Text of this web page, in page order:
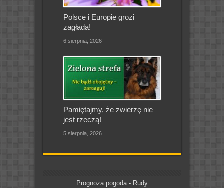
Polsce i Europie grozi
zagłada!
6 sierpnia, 2026
Pamiętajmy, że zwierzę nie
jest rzeczą!
5 sierpnia, 2026
Prognoza pogoda - Rudy